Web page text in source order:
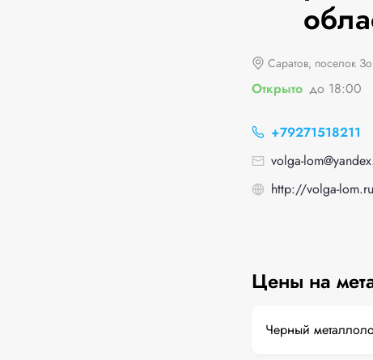
Саратов, поселок
Открыто до 18:00
+79271518211
volga-
http://volga-
Цены на
Черный